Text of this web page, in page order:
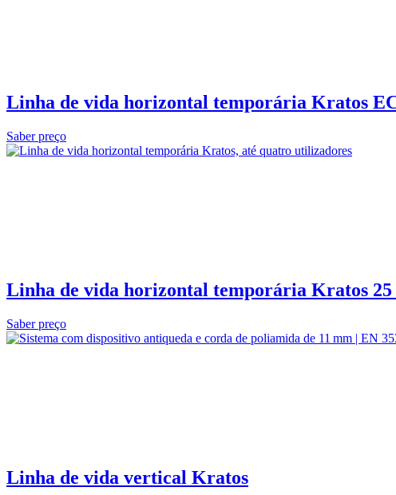
Linha de vida horizontal temporária Kratos
Saber preço
Linha de vida horizontal temporária Kratos
Saber preço
Linha de vida vertical Kratos